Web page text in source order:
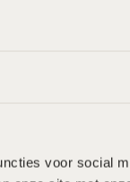
voor social